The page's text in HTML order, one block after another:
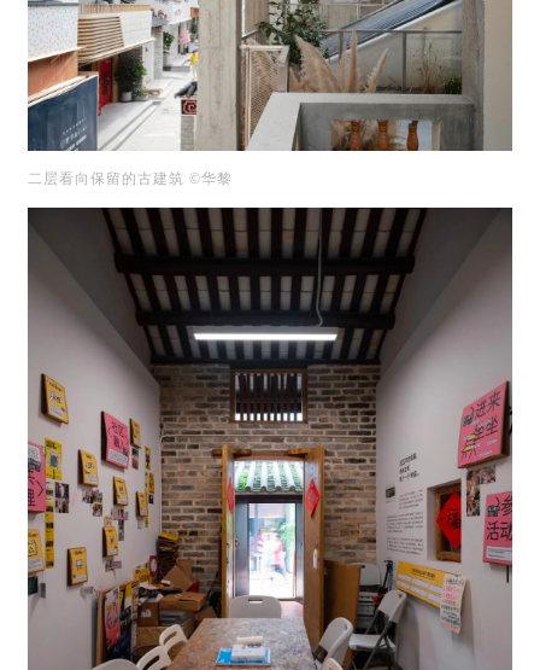
二层看向保留的古建筑 ©华黎